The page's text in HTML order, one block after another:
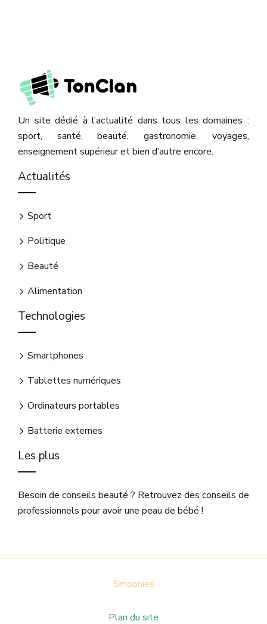
Un site dédié à l’actualité dans tous les domaines :
sport, santé, beauté, gastronomie, voyages,
enseignement supérieur et bien d’autre encore.
Actualités
Sport
Politique
Beauté
Alimentation
Technologies
Smartphones
Tablettes numériques
Ordinateurs portables
Batterie externes
Les plus
Besoin de conseils beauté ? Retrouvez des conseils de
professionnels pour avoir une peau de bébé !
Smoonies
Plan du site